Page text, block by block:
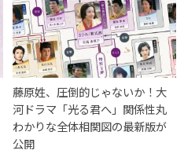
藤原姓、圧倒的じゃないか！大
河ドラマ「光る君へ」関係性丸
わかりな全体相関図の最新版が
公開